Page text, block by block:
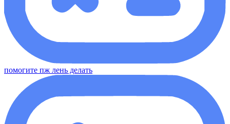
помогите пж лень делать